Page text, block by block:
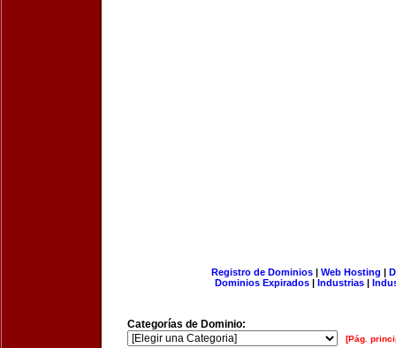
Registro de Dominios| Web Hosting |
Dominios Expirados | Industrias |
Categorías de Dominio:
[Pág.